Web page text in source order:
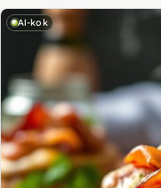
AI-kok